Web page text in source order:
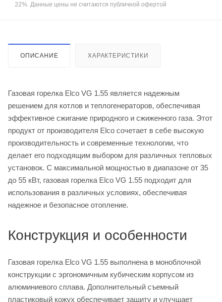
22%. Данные цены не считаются публичной офертой
ОПИСАНИЕ ХАРАКТЕРИСТИКИ
Газовая горелка Elco VG 1.55 является надежным
решением для котлов и теплогенераторов, обеспечивая
эффективное сжигание природного и сжиженного газа. Этот
продукт от производителя Elco сочетает в себе высокую
производительность и современные технологии, что
делает его подходящим выбором для различных тепловых
установок. С максимальной мощностью в диапазоне от 35
до 55 кВт, газовая горелка Elco VG 1.55 подходит для
использования в различных условиях, обеспечивая
надежное и безопасное отопление.
Конструкция и особенности
Газовая горелка Elco VG 1.55 выполнена в моноблочной
конструкции с эргономичным кубическим корпусом из
алюминиевого сплава. Дополнительный съемный
пластиковый кожух обеспечивает защиту и улучшает